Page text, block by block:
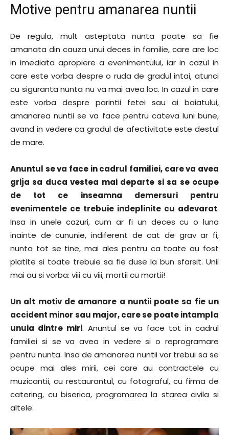
Motive pentru amanarea nuntii
De regula, mult asteptata nunta poate sa fie
amanata din cauza unui deces in familie, care are loc
in imediata apropiere a evenimentului, iar in cazul in
care este vorba despre o ruda de gradul intai, atunci
cu siguranta nunta nu va mai avea loc. In cazul in care
este vorba despre parintii fetei sau ai baiatului,
amanarea nuntii se va face pentru cateva luni bune,
avand in vedere ca gradul de afectivitate este destul
de mare.
Anuntul se va face in cadrul familiei, care va avea
grija sa duca vestea mai departe si sa se ocupe
de tot ce inseamna demersuri pentru
evenimentele ce trebuie indeplinite cu adevarat.
Insa in unele cazuri, cum ar fi un deces cu o luna
inainte de cununie, indiferent de cat de grav ar fi,
nunta tot se tine, mai ales pentru ca toate au fost
platite si toate trebuie sa fie duse la bun sfarsit. Unii
mai au si vorba: viii cu viii, mortii cu mortii!
Un alt motiv de amanare a nuntii poate sa fie un
accident minor sau major, care se poate intampla
unuia dintre miri. Anuntul se va face tot in cadrul
familiei si se va avea in vedere si o reprogramare
pentru nunta. Insa de amanarea nuntii vor trebui sa se
ocupe mai ales mirii, cei care au contractele cu
muzicantii, cu restaurantul, cu fotograful, cu firma de
catering, cu biserica, programarea la starea civila si
altele.